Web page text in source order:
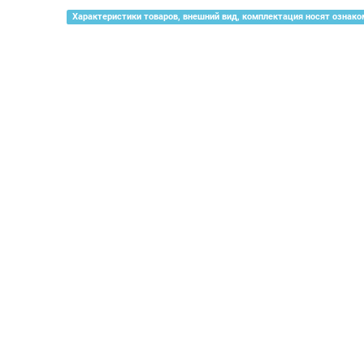
Характеристики товаров, внешний вид, комплектация носят